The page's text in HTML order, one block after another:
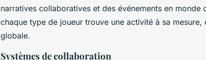
narratives collaboratives et des événements en monde
chaque type de joueur trouve une activité à sa mesure,
globale.
Systèmes de collaboration